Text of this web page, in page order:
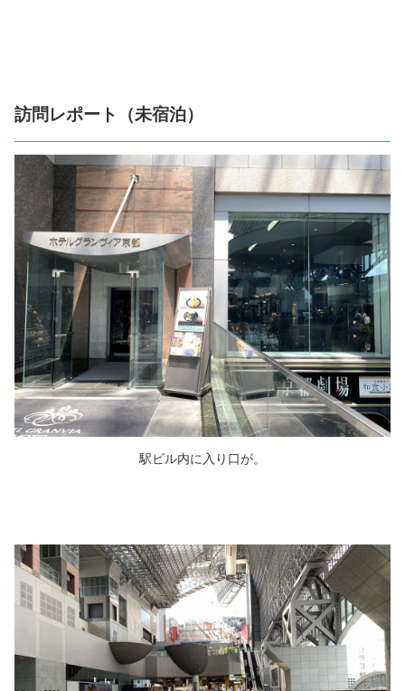
訪問レポート（未宿泊）
駅ビル内に入り口が。